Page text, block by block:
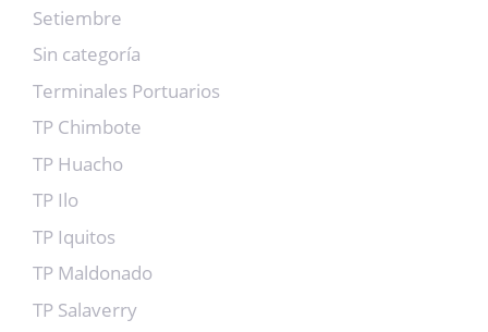
Setiembre
Sin categoría
Terminales Portuarios
TP Chimbote
TP Huacho
TP Ilo
TP Iquitos
TP Maldonado
TP Salaverry